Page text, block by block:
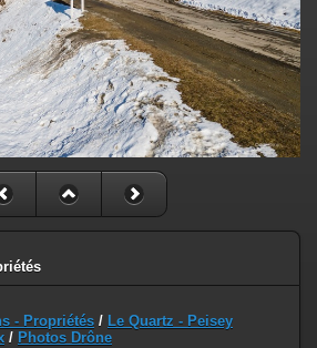
- Propriétés / Le Quartz - Peisey
/ Photos Drône